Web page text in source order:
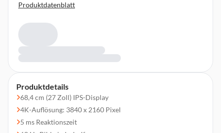
Produktdetails
68,4 cm (27 Zoll) IPS-Display
4K-Auflösung: 3840 x 2160 Pixel
5 ms Reaktionszeit
Produktdatenblatt